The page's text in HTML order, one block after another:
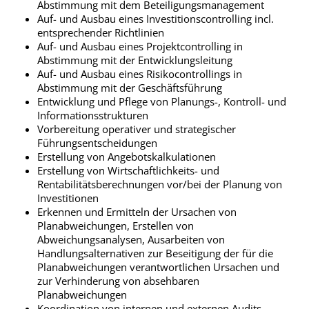
Abstimmung mit dem Beteiligungsmanagement
Auf- und Ausbau eines Investitionscontrolling incl.
entsprechender Richtlinien
Auf- und Ausbau eines Projektcontrolling in
Abstimmung mit der Entwicklungsleitung
Auf- und Ausbau eines Risikocontrollings in
Abstimmung mit der Geschäftsführung
Entwicklung und Pflege von Planungs-, Kontroll- und
Informationsstrukturen
Vorbereitung operativer und strategischer
Führungsentscheidungen
Erstellung von Angebotskalkulationen
Erstellung von Wirtschaftlichkeits- und
Rentabilitätsberechnungen vor/bei der Planung von
Investitionen
Erkennen und Ermitteln der Ursachen von
Planabweichungen, Erstellen von
Abweichungsanalysen, Ausarbeiten von
Handlungsalternativen zur Beseitigung der für die
Planabweichungen verantwortlichen Ursachen und
zur Verhinderung von absehbaren
Planabweichungen